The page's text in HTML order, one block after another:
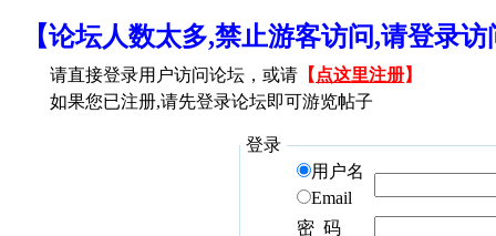
【论坛人数太多,禁止游客访问,请登录
请直接登录用户访问论坛，或请 【 点这里注册】
如果您已注册,请先登录论坛即可游览帖子
登录
用户名
Email
密 码